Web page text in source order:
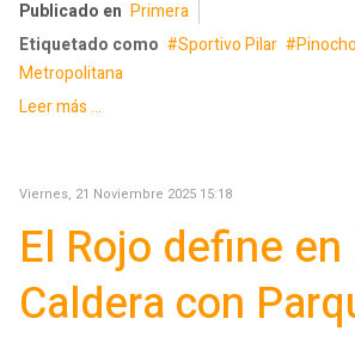
Publicado en Primera
Etiquetado como
Sportivo Pilar Pinocho
Metropolitana
Leer más ...
Viernes, 21 Noviembre 2025 15:18
El Rojo define en
Caldera con